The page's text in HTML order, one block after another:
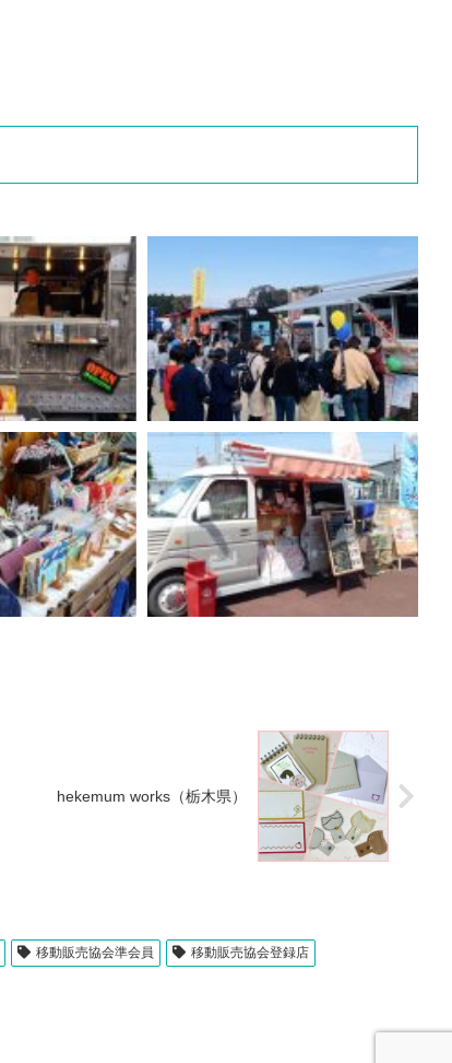
hekemum works（栃木県）
移動販売協会準会員 移動販売協会登録店